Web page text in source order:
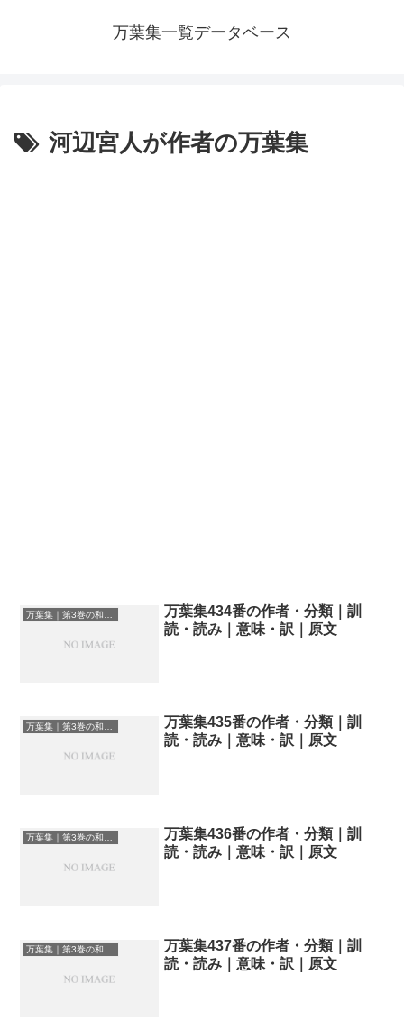
万葉集一覧データベース
河辺宮人が作者の万葉集
万葉集434番の作者・分類｜訓
読・読み｜意味・訳｜原文
万葉集435番の作者・分類｜訓
読・読み｜意味・訳｜原文
万葉集｜第3巻の和歌一覧
万葉集436番の作者・分類｜訓
読・読み｜意味・訳｜原文
万葉集437番の作者・分類｜訓
読・読み｜意味・訳｜原文